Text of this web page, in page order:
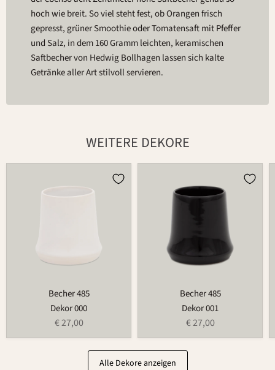
hoch wie breit. So viel steht fest, ob Orangen frisch
gepresst, grüner Smoothie oder Tomatensaft mit Pfeffer
und Salz, in dem 160 Gramm leichten, keramischen
Saftbecher von Hedwig Bollhagen lassen sich kalte
Getränke aller Art stilvoll servieren.
WEITERE DEKORE
Becher 485
Dekor 000
€ 27,00
Becher 485
Dekor 001
€ 27,00
Alle Dekore anzeigen